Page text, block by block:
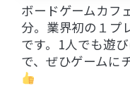
ボードゲームカフ
分。業界初の１プ
です。1人でも遊
で、ぜひゲームに